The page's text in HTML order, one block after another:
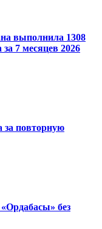
выполнила 1308
7 месяцев 2026
за повторную
без